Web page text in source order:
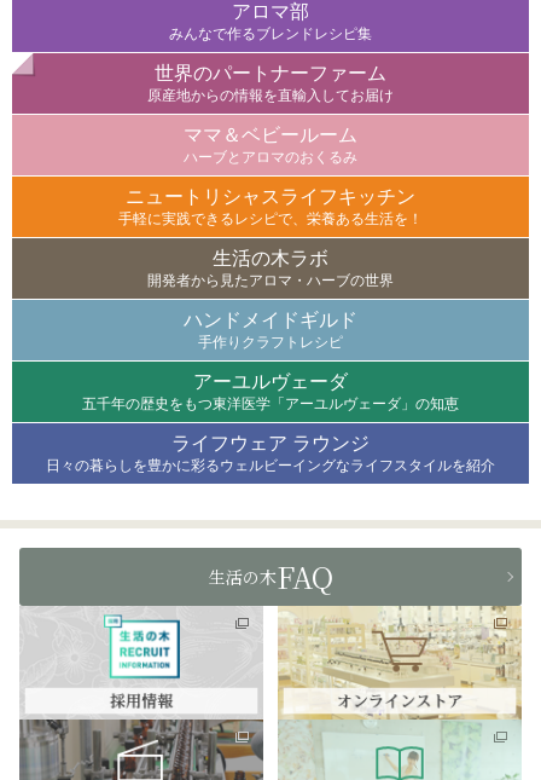
アロマ部
みんなで作るブレンドレシピ集
世界のパートナーファーム
原産地からの情報を直輸入してお届け
ママ＆ベビールーム
ハーブとアロマのおくるみ
ニュートリシャスライフキッチン
手軽に実践できるレシピで、栄養ある生活を！
生活の木ラボ
開発者から見たアロマ・ハーブの世界
ハンドメイドギルド
手作りクラフトレシピ
アーユルヴェーダ
五千年の歴史をもつ東洋医学「アーユルヴェーダ」の知恵
ライフウェア ラウンジ
日々の暮らしを豊かに彩るウェルビーイングなライフスタイルを紹介
生活の木FAQ